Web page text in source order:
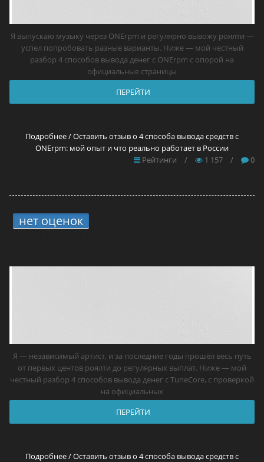
Я выпускаю музыку через ONErpm и регулярно вывожу роялти —
успел попробовать разные варианты. Ниже — мой честный
разбор 4 способов вывода денег с ONErpm с опорой на
официальные страницы
ПЕРЕЙТИ
Подробнее / Оставить отзыв о 4 способа вывода средств с
ONErpm: мой опыт и что реально работает в России
Рейтинги
/ 1 157 / 0
нет оценок
Я — независимый артист, и за последние годы прошёл весь путь
от первых центов роялти до регулярных выплат. Ниже — мой
честный разбор 4 способов вывода денег с TuneCore, с проверкой
на официальных
ПЕРЕЙТИ
Подробнее / Оставить отзыв о 4 способа вывода средств с